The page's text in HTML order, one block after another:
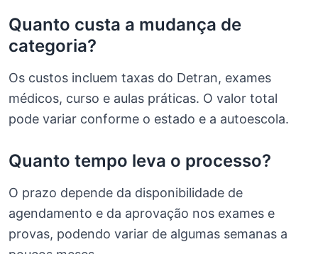
Quanto custa a mudança de
categoria?
Os custos incluem taxas do Detran, exames
médicos, curso e aulas práticas. O valor total
pode variar conforme o estado e a autoescola.
Quanto tempo leva o processo?
O prazo depende da disponibilidade de
agendamento e da aprovação nos exames e
provas, podendo variar de algumas semanas a